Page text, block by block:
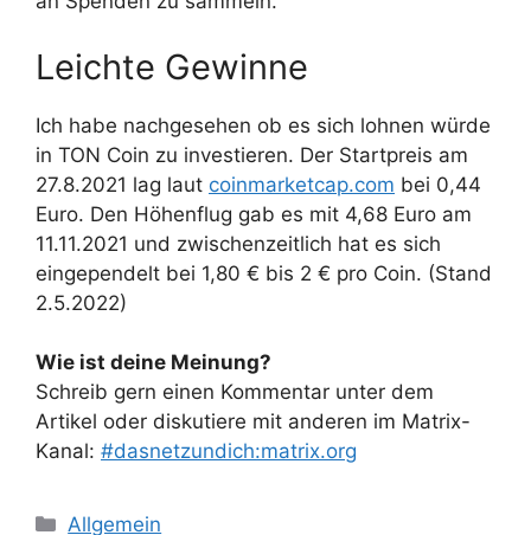
Leichte Gewinne
Ich habe nachgesehen ob es sich lohnen würde
in TON Coin zu investieren. Der Startpreis am
27.8.2021 lag laut coinmarketcap.com bei 0,44
Euro. Den Höhenflug gab es mit 4,68 Euro am
11.11.2021 und zwischenzeitlich hat es sich
eingependelt bei 1,80 € bis 2 € pro Coin. (Stand
2.5.2022)
Wie ist deine Meinung?
Schreib gern einen Kommentar unter dem
Artikel oder diskutiere mit anderen im Matrix-
Kanal: #dasnetzundich:matrix.org
Kategorien
Allgemein